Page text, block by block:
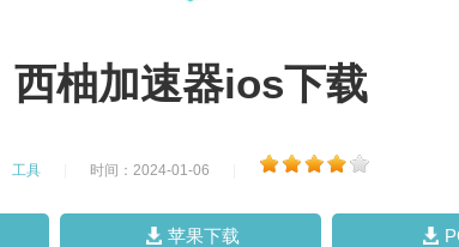
西柚加速器ios下载
工具 时间：2024-01-06
苹果下载